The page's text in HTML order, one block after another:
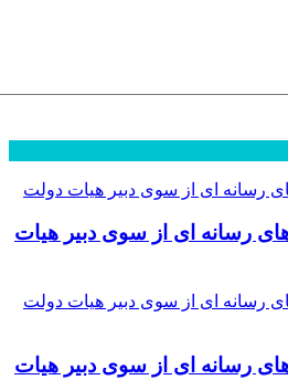
رسانه ای از سوی دبیر هیات
رسانه ای از سوی دبیر هیات